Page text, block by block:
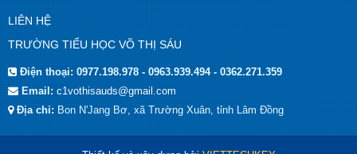
LIÊN HỆ
TRƯỜNG TIỂU HỌC VÕ THỊ SÁU
Điện thoại:0977.198.978 - 0963.939.494 - 0362.271.359
Email:c1vothisauds@gmail.com
Địa chỉ:Bon N'Jang Bơ, xã Trường Xuân, tỉnh Lâm Đồng